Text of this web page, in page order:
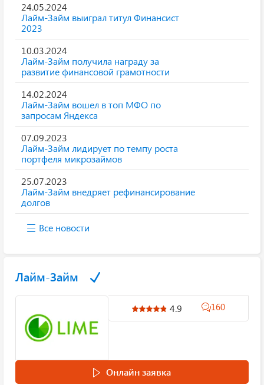
24.05.2024
Лайм-Займ выиграл титул Финансист
2023
10.03.2024
Лайм-Займ получила награду за
развитие финансовой грамотности
14.02.2024
Лайм-Займ вошел в топ МФО по
запросам Яндекса
07.09.2023
Лайм-Займ лидирует по темпу роста
портфеля микрозаймов
25.07.2023
Лайм-Займ внедряет рефинансирование
долгов
Все новости
Лайм-Займ
4.9 160
Онлайн заявка